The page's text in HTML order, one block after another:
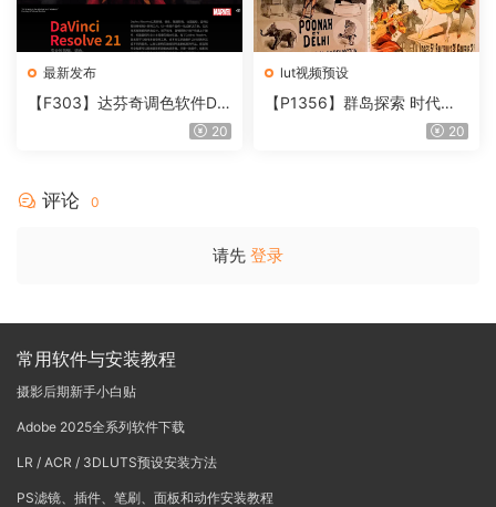
最新发布
【F303】达芬奇调色软件Da
Vinci Resolve Studio21.0.320
lut视频预设
【P1356】群岛探索 时代马
戏团 – QUEST 60 调色预设A
20
评论 0
请先 登录
常用软件与安装教程
摄影后期新手小白贴
Adobe 2025全系列软件下载
LR / ACR / 3DLUTS预设安装方法
PS滤镜、插件、笔刷、面板和动作安装教程